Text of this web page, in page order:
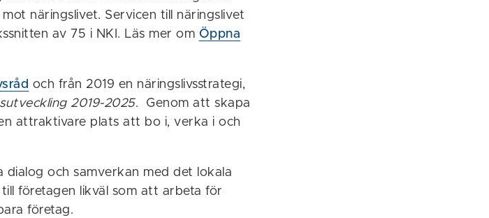
näringslivet. Servicen till näringslivet
av 75 i NKI. Läs mer om Öppna
och från 2019 en näringslivsstrategi,
2019-2025. Genom att skapa
attraktivare plats att bo i, verka i och
och samverkan med det lokala
företagen likväl som att arbeta för
företag.